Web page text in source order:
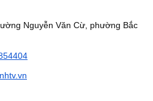
Văn Cừ, phường Bắc